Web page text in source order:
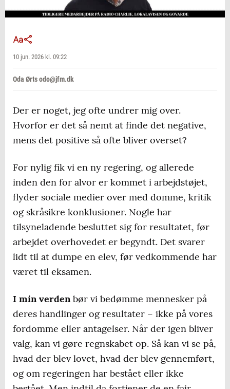
10 jun. 2026 kl. 09:22
Oda Ørts odo@jfm.dk
Der er noget, jeg ofte undrer mig over.
Hvorfor er det så nemt at finde det negative,
mens det positive så ofte bliver overset?
For nylig fik vi en ny regering, og allerede
inden den for alvor er kommet i arbejdstøjet,
flyder sociale medier over med domme, kritik
og skråsikre konklusioner. Nogle har
tilsyneladende besluttet sig for resultatet, før
arbejdet overhovedet er begyndt. Det svarer
lidt til at dumpe en elev, før vedkommende har
været til eksamen.
I min verdenbør vi bedømme mennesker på
deres handlinger og resultater – ikke på vores
fordomme eller antagelser. Når der igen bliver
valg, kan vi gøre regnskabet op. Så kan vi se på,
hvad der blev lovet, hvad der blev gennemført,
og om regeringen har bestået eller ikke